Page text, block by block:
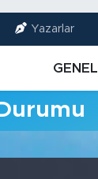
Yazarlar
GENEL
ve Fikstür